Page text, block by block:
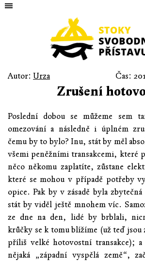
Autor: Urza Čas:
Zrušení
Poslední dobou se můžeme sem
omezování a následně i úplném
čemu by to bylo? Inu, stát by měl
všemi peněžními transakcemi, které
něco někomu zaplatíte, zůstane
které se mohou v případě potřeby
opice. Pak by v zásadě byla
stát by viděl ještě mnohem víc.
ze dne na den, lidé by brblali,
krůčky se k tomu blížíme (už teď jsou
příliš velké hotovostní transakce);
nějaká „západní vyspělá země“,